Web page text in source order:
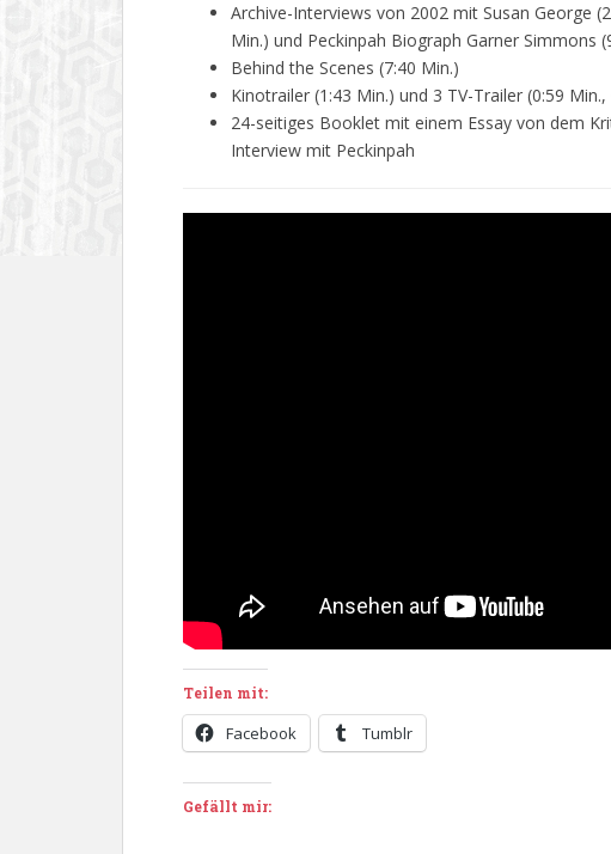
Archive-Interviews von 2002 mit Susan George
Min.) und Peckinpah Biograph Garner Simmons
Behind the Scenes (7:40 Min.)
Kinotrailer (1:43 Min.) und 3 TV-Trailer (0:59
24-seitiges Booklet mit einem Essay von dem
Interview mit Peckinpah
Teilen mit:
Facebook Tumblr
Gefällt mir: